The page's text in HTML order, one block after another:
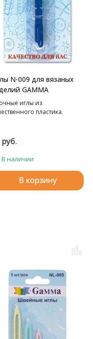
N-009 для вязаных
GAMMA
иглы из
пластика.
руб.
В наличии
В корзину